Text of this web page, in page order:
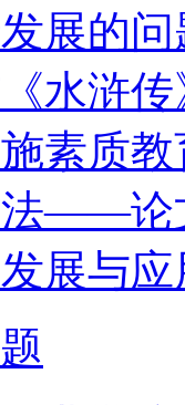
展的
《水浒
素质
法——论
展与